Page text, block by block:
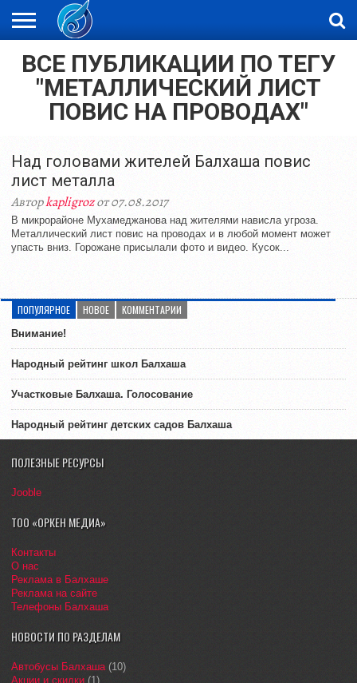
ЖАҢАЛЫҚТАР
НОВОСТИ
ВИДЕО
ФОТОРЕПОРТАЖИ
ОРКЕН
LIVETV
ВСЕ ПУБЛИКАЦИИ ПО ТЕГУ
"МЕТАЛЛИЧЕСКИЙ ЛИСТ
ПОВИС НА ПРОВОДАХ"
Над головами жителей Балхаша повис
лист металла
Авторkapligrozот 07.08.2017
В микрорайоне Мухамеджанова над жителями нависла угроза.
Металлический лист повис на проводах и в любой момент может
упасть вниз. Горожане присылали фото и видео. Кусок...
ПОПУЛЯРНОЕ НОВОЕ КОММЕНТАРИИ
Внимание!
Народный рейтинг школ Балхаша
Участковые Балхаша. Голосование
Народный рейтинг детских садов Балхаша
ПОЛЕЗНЫЕ РЕСУРСЫ
Jooble
ТОО «ОРКЕН МЕДИА»
Контакты
О нас
Реклама в Балхаше
Реклама на сайте
Телефоны Балхаша
НОВОСТИ ПО РАЗДЕЛАМ
Автобусы Балхаша(10)
Акции и скидки (1)